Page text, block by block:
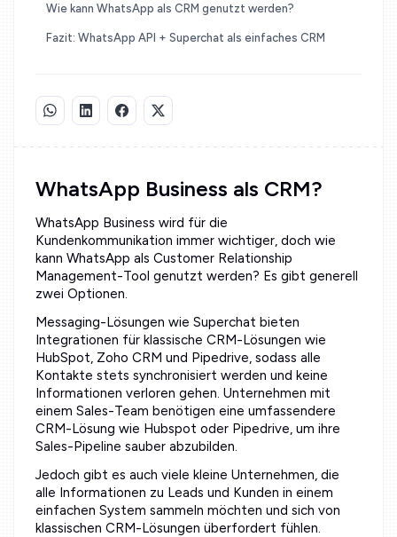
Wie kann WhatsApp als CRM genutzt werden?
Fazit: WhatsApp API + Superchat als einfaches CRM
WhatsApp Business als CRM?
WhatsApp Business wird für die
Kundenkommunikation immer wichtiger, doch wie
kann WhatsApp als Customer Relationship
Management-Tool genutzt werden? Es gibt generell
zwei Optionen.
Messaging-Lösungen wie Superchat bieten
Integrationen für klassische CRM-Lösungen wie
HubSpot, Zoho CRM und Pipedrive, sodass alle
Kontakte stets synchronisiert werden und keine
Informationen verloren gehen. Unternehmen mit
einem Sales-Team benötigen eine umfassendere
CRM-Lösung wie Hubspot oder Pipedrive, um ihre
Sales-Pipeline sauber abzubilden.
Jedoch gibt es auch viele kleine Unternehmen, die
alle Informationen zu Leads und Kunden in einem
einfachen System sammeln möchten und sich von
klassischen CRM-Lösungen überfordert fühlen.